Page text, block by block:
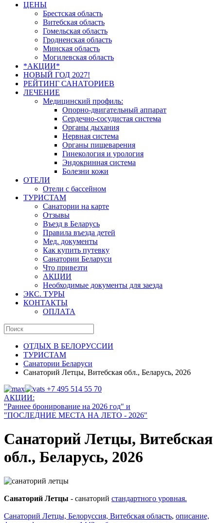
ЦЕНЫ
Брестская область
Витебская область
Гомельская область
Гродненская область
Минская область
Могилевская область
*АКЦИИ*
НОВЫЙ ГОД 2027!
РЕЙТИНГ САНАТОРИЕВ
ЛЕЧЕНИЕ
Медицинский профиль:
Опорно-двигательный аппарат
Сердечно-сосудистая система
Органы дыхания
Нервная система
Органы пищеварения
Гинекология и урология
Эндокринная система
Болезни кожи
ОТЕЛИ
Отели с бассейном
ТУРИСТАМ
Санатории на карте
Отзывы
Въезд в Беларусь
Правила въезда детей
Мед. документы
Как купить путевку
Санатории Беларуси
Что привезти
АКЦИИ
Необходимые документы для заезда
ЭКС. ТУРЫ
КОНТАКТЫ
ОПЛАТА
ОТДЫХ В БЕЛОРУССИИ
ТУРИСТАМ
Санатории Беларуси
Санаторий Летцы, Витебская обл., Беларусь, 2026
+7 495 514 55 70
АКЦИИ:
"Раннее бронирование на 2026 год" и
"ПОСЛЕДНИЕ МЕСТА НА ЛЕТО - 2026"
Санаторий Летцы, Витебская
обл., Беларусь, 2026
Санаторий Летцы - санаторий стандартного уровная.
Санаторий Летцы, Белоруссия, Витебская область, описание,